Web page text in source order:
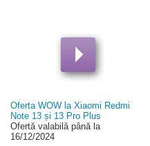
Oferta WOW la Xiaomi Redmi
Note 13 și 13 Pro Plus
Ofertă valabilă până la
16/12/2024